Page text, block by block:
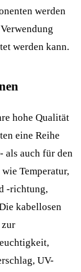
werden
werden kann.
hohe Qualität
eine Reihe
als auch für den
Temperatur,
-richtung,
kabellosen
zur
UV-